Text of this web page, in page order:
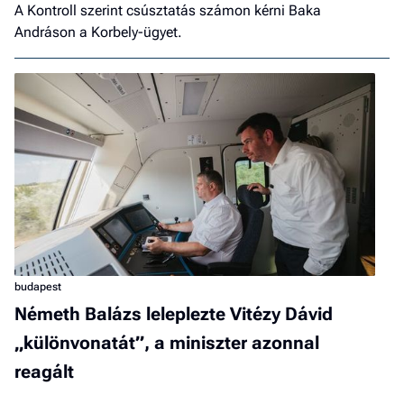
A Kontroll szerint csúsztatás számon kérni Baka
Andráson a Korbely-ügyet.
budapest
Németh Balázs leleplezte Vitézy Dávid
„különvonatát”, a miniszter azonnal
reagált